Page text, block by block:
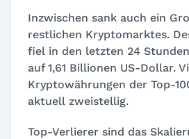
Inzwischen sank auch ein
restlichen Kryptomarktes.
fiel in den letzten 24
auf 1,61 Billionen US-Dollar.
Kryptowährungen der Top-
aktuell zweistellig.
Top-Verlierer sind das